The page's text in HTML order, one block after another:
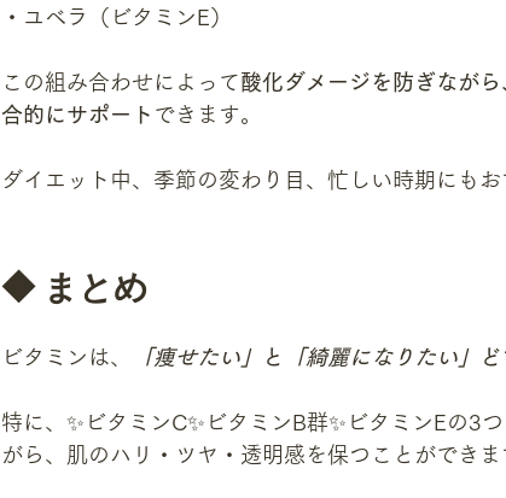
・ユベラ（ビタミンE）
この組み合わせによって酸化ダメージを防ぎなが
合的にサポート できます。
ダイエット中、季節の変わり目、忙しい時期にもお
◆ まとめ
ビタミンは、 「痩せたい」 と 「綺麗になりたい」
特に、✨ビタミンC✨ビタミンB群✨ビタミンEの3
がら、肌のハリ・ツヤ・透明感を保つことができま